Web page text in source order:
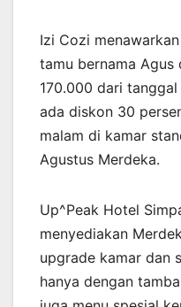
Izi Cozi
tamu bernama Agus
170.000 dari tanggal
ada diskon 30
malam di kamar
Agustus Merdeka.
Up^Peak Hotel
menyediakan
upgrade kamar dan
hanya dengan